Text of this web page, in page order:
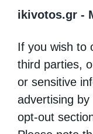
ikivotos.gr -
If you wish to
third parties,
or sensitive
advertising
opt-out
Μητρόπολη
από christina 29
Εορτάστηκε
Σκέπης της
του ηρωικού